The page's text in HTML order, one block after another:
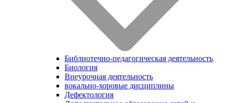
Библиотечно-педагогическая деятельность
Биология
Внеурочная деятельность
вокально-хоровые дисциплины
Дефектология